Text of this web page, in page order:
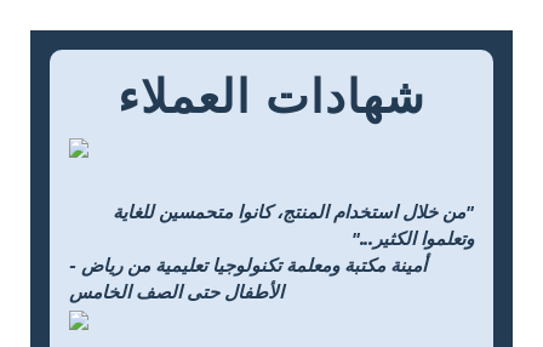
شهادات العملاء
"من خلال استخدام المنتج، كانوا متحمسين للغاية
وتعلموا الكثير..."
- أمينة مكتبة ومعلمة تكنولوجيا تعليمية من رياض
الأطفال حتى الصف الخامس